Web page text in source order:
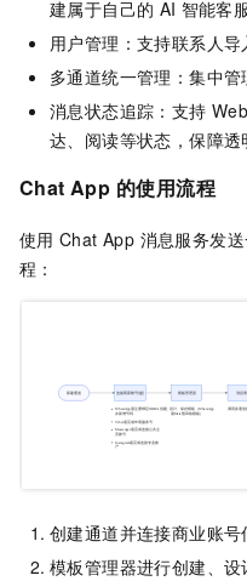
建属于自己的 AI 智能客
用户管理：支持联系人导
多通道统一管理：集中管
消息状态追踪：支持
达、阅读等状态，保障透
Chat App 的使用流程
使用 Chat App 消息服务发
程：
创建通道并连接商业账号
模板管理器进行创建、